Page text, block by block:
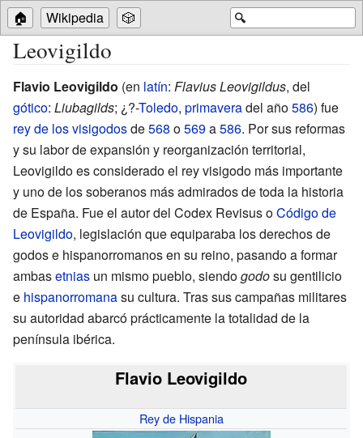
🔍
🏠 Wikipedia 🎲
Leovigildo
Flavio Leovigildo (en latín: Flavius Leovigildus, del
gótico: Liubagilds; ¿?-Toledo, primaveradel año586) fue
rey de los visigodosde568 o569a586. Por sus reformas
y su labor de expansión y reorganización territorial,
Leovigildo es considerado el rey visigodo más importante
y uno de los soberanos más admirados de toda la historia
de España. Fue el autor del Codex Revisus oCódigo de
Leovigildo, legislación que equiparaba los derechos de
godos e hispanorromanos en su reino, pasando a formar
ambasetnias un mismo pueblo, siendogodosu gentilicio
e hispanorromanasu cultura. Tras sus campañas militares
su autoridad abarcó prácticamente la totalidad de la
península ibérica.
Flavio Leovigildo
Rey de Hispania